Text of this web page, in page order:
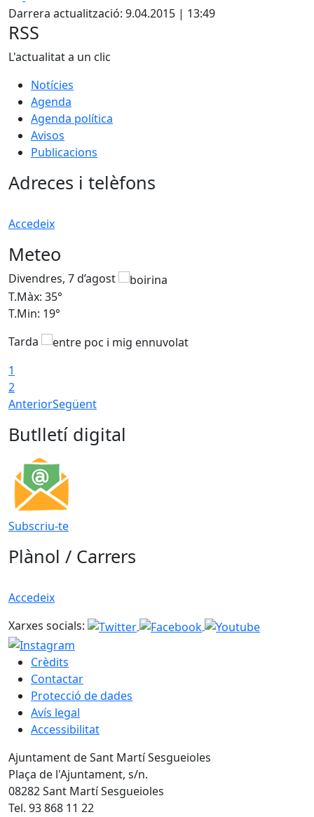
Darrera actualització: 9.04.2015 | 13:49
RSS
L'actualitat a un clic
Notícies
Agenda
Agenda política
Avisos
Publicacions
Adreces i telèfons
Accedeix
Meteo
Divendres, 7 d’agost
T.Màx: 35°
T.Min: 19°
Tarda
1
2
AnteriorSegüent
Butlletí digital
Subscriu-te
Plànol / Carrers
Accedeix
Xarxes socials:
Crèdits
Contactar
Protecció de dades
Avís legal
Accessibilitat
Ajuntament de Sant Martí Sesgueioles
Plaça de l'Ajuntament, s/n.
08282 Sant Martí Sesgueioles
Tel. 93 868 11 22